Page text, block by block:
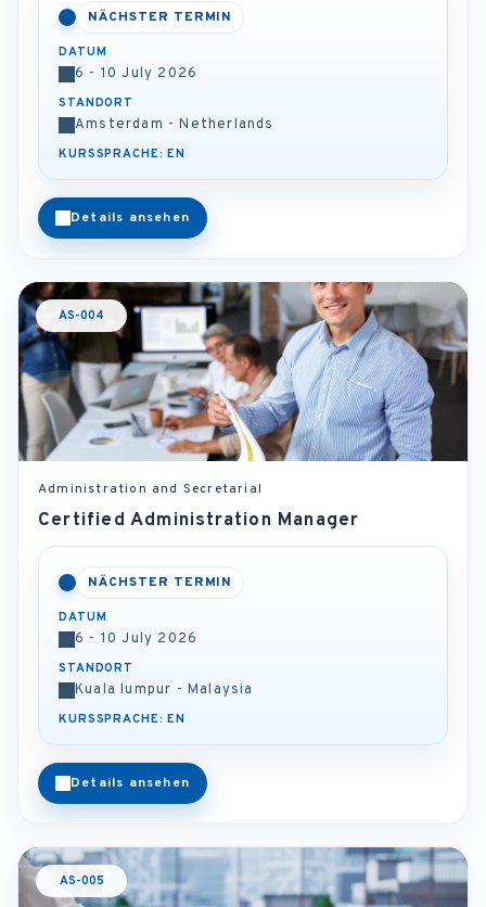
NÄCHSTER TERMIN
DATUM
6 - 10 July 2026
STANDORT
Amsterdam - Netherlands
KURSSPRACHE: EN
Details ansehen
AS-004
Administration and Secretarial
Certified Administration Manager
NÄCHSTER TERMIN
DATUM
6 - 10 July 2026
STANDORT
Kuala lumpur - Malaysia
KURSSPRACHE: EN
Details ansehen
AS-005